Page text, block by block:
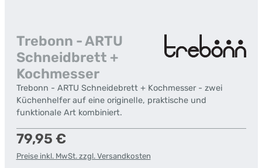
Trebonn - ARTU
Schneidbrett +
Kochmesser
Trebonn - ARTU Schneidebrett + Kochmesser - zwei
Küchenhelfer auf eine originelle, praktische und
funktionale Art kombiniert.
Regulärer Preis:
79,95 €
Preise inkl. MwSt. zzgl. Versandkosten